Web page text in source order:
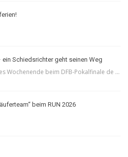
ein Schiedsrichter geht seinen Weg
Wochenende beim DFB-Pokalfinale de ...
beim RUN 2026